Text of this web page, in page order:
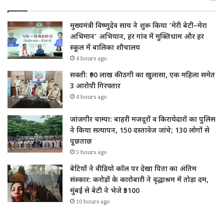
मुख्यमंत्री विष्णुदेव साय ने शुरू किया ‘मेरी बेटी–मेरा
अभिमान’ अभियान, हर गांव में मुक्तिधाम और हर
स्कूल में बालिका शौचालय
4 hours ago
सक्ती: ₹90 लाख की ठगी का खुलासा, एक महिला समेत
3 आरोपी गिरफ्तार
4 hours ago
जांजगीर चाम्पा: बाहरी मजदूरों व किरायेदारों का पुलिस
ने किया सत्यापन, 150 दस्तावेज जांचे; 130 लोगों से
पूछताछ
5 hours ago
बेटियों ने वीडियो कॉल पर देखा पिता का अंतिम
संस्कार: करोड़ों के कारोबारी ने वृद्धाश्रम में तोड़ा दम,
मुंबई से बेटी ने भेजे ₹5100
10 hours ago